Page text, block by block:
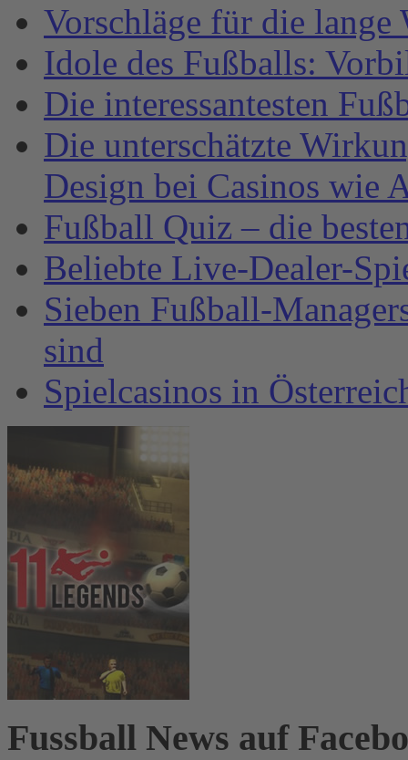
Vorschläge für die lange
Idole des Fußballs:
Die interessantesten
Die unterschätzte
Design bei Casinos wie
Fußball Quiz – die
Beliebte Live-Dealer-
Sieben Fußball-
sind
Spielcasinos in
Fussball News auf